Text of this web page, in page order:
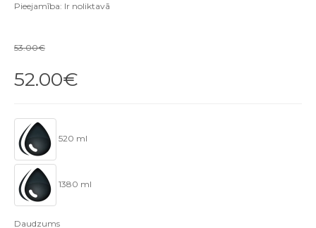
Pieejamība: Ir noliktavā
53.00€
52.00€
520 ml
1380 ml
Daudzums